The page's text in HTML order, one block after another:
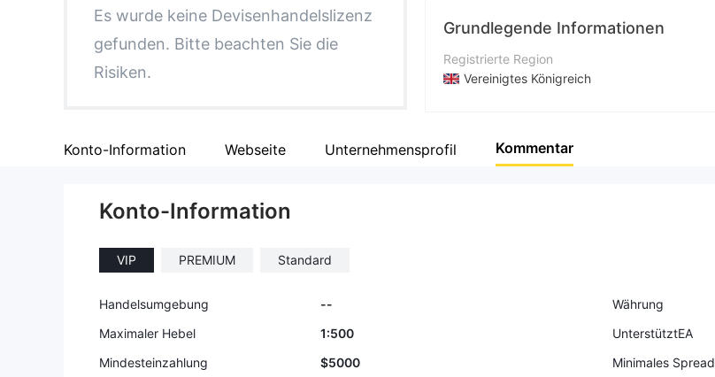
6
7
8
4
6
8
9
9
Es wurde keine Devisenhandelslizenz
gefunden. Bitte beachten Sie die
Risiken.
Grundlegende Informationen
Registrierte Region
Vereinigtes Königreich
Unternehmen
Konto-Information Webseite Unternehmensprofil Kommentar
Konto-Information
VIP PREMIUM Standard
Handelsumgebung -- Währung
Maximaler Hebel
1:500
UnterstütztEA
Mindesteinzahlung
$5000 Minimales Spread